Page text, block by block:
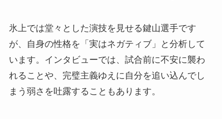
氷上では堂々とした演技を見せる鍵山選手です
が、自身の性格を「実はネガティブ」と分析して
います。インタビューでは、試合前に不安に襲わ
れることや、完璧主義ゆえに自分を追い込んでし
まう弱さを吐露することもあります。